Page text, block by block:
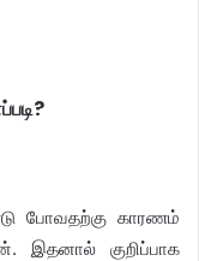
போவதற்கு காரணம்
இதனால் குறிப்பாக